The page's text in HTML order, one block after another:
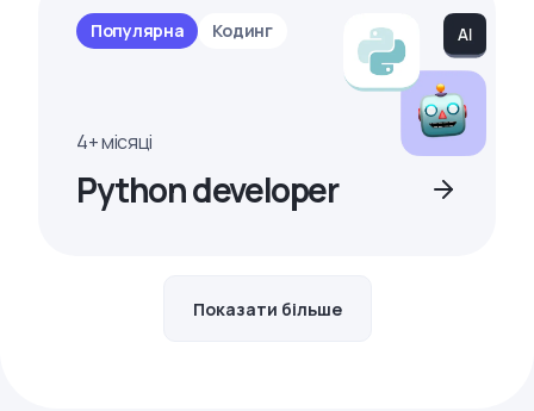
Популярна Кодинг
4+ місяці
Python developer
Показати більше